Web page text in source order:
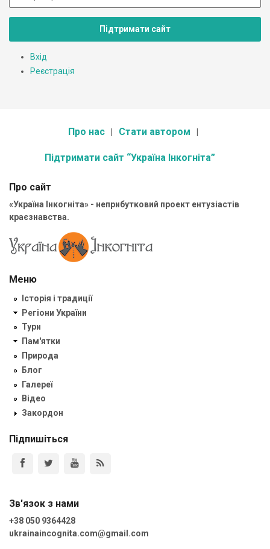
Підтримати сайт
Вхід
Реєстрація
Про нас Стати автором
Підтримати сайт “Україна Інкогніта”
Про сайт
«Україна Інкогніта» - неприбутковий проект ентузіастів
краєзнавства.
Меню
Історія і традиції
Регіони України
Тури
Пам'ятки
Природа
Блог
Галереї
Відео
Закордон
Підпишіться
Зв'язок з нами
+38 050 9364428
ukrainaincognita.com@gmail.com